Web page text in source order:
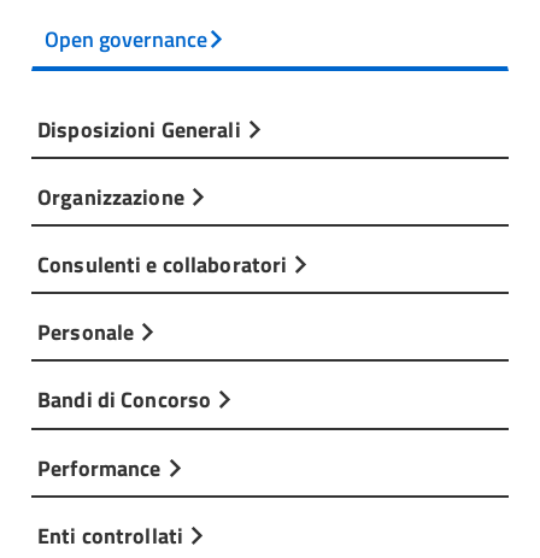
Open governance
Disposizioni Generali
Organizzazione
Consulenti e collaboratori
Personale
Bandi di Concorso
Performance
Enti controllati